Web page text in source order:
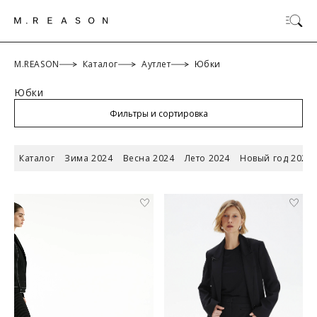
M.REASON Каталог Аутлет Юбки
Юбки
Фильтры и сортировка
Каталог Зима 2024 Весна 2024 Лето 2024 Новый год 2024
ОК